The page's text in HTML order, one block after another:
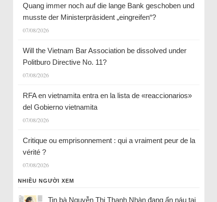
Quang immer noch auf die lange Bank geschoben und
musste der Ministerpräsident „eingreifen“?
07/08/2026
Will the Vietnam Bar Association be dissolved under
Politburo Directive No. 11?
07/08/2026
RFA en vietnamita entra en la lista de «reaccionarios»
del Gobierno vietnamita
07/08/2026
Critique ou emprisonnement : qui a vraiment peur de la
vérité ?
07/08/2026
NHIỀU NGƯỜI XEM
Tin bà Nguyễn Thị Thanh Nhàn đang ẩn náu tại